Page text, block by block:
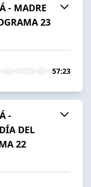
- MADRE
23
57:23
-
DEL
22